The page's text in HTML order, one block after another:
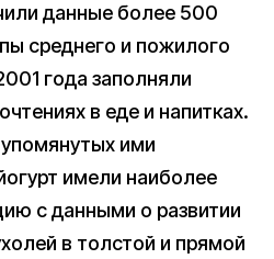
данные более 500
среднего и пожилого
года заполняли
в еде и напитках.
ими
имели наиболее
с данными о развитии
в толстой и прямой